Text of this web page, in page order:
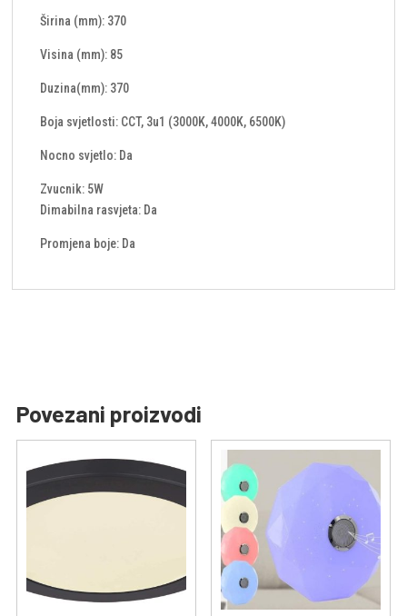
Širina (mm): 370
Visina (mm): 85
Duzina(mm): 370
Boja svjetlosti: CCT, 3u1 (3000K, 4000K, 6500K)
Nocno svjetlo: Da
Zvucnik: 5W
Dimabilna rasvjeta: Da
Promjena boje: Da
Povezani proizvodi